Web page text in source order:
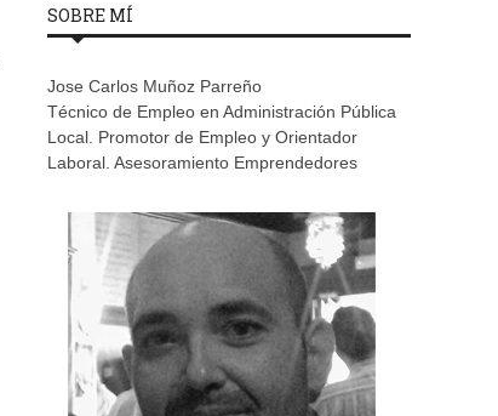
SOBRE MÍ
Jose Carlos Muñoz Parreño
Técnico de Empleo en Administración Pública
Local. Promotor de Empleo y Orientador
Laboral. Asesoramiento Emprendedores